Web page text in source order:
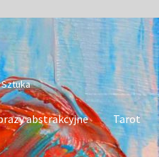
abstrakcyjne
Tarot